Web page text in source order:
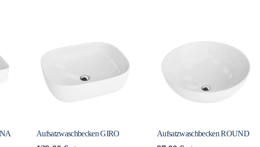
Aufsatzwaschbecken GIRO Aufsatzwaschbecken ROUND